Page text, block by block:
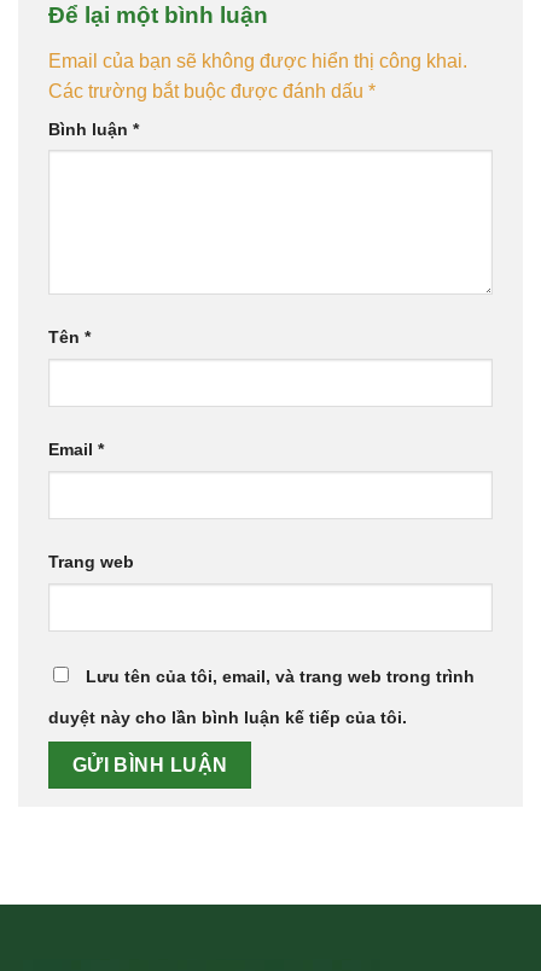
Để lại một bình luận
Email của bạn sẽ không được hiển thị công khai.
Các trường bắt buộc được đánh dấu *
Bình luận *
Tên *
Email *
Trang web
Lưu tên của tôi, email, và trang web trong trình
duyệt này cho lần bình luận kế tiếp của tôi.